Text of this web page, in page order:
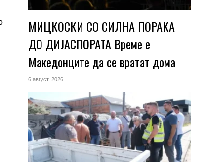
МИЦКОСКИ СО СИЛНА ПОРАКА
ДО ДИЈАСПОРАТА Време е
Македонците да се вратат дома
6 август, 2026